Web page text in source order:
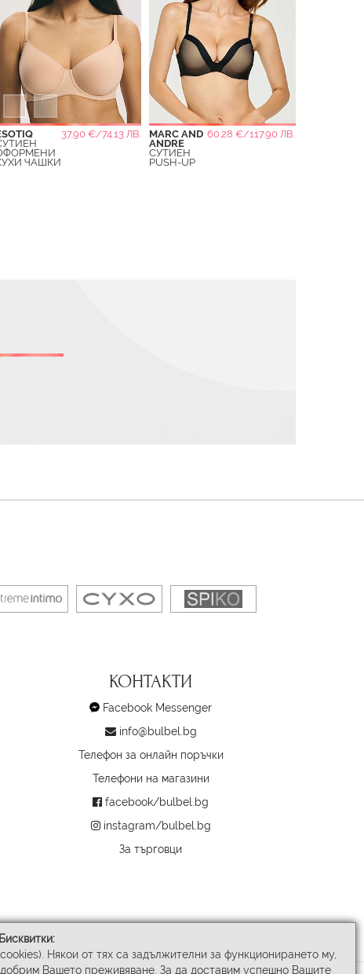
Някои от тях са задължителни за функционирането му,
Вашето преживяване. За да доставим успешно Вашите
37.90 €/74.13 ЛВ.
ЧАШКИ
MARC AND
ANDRE
60.28 €/117.90 ЛВ.
СУТИЕН
PUSH-UP
КОНТАКТИ
Facebook Messenger
info@bulbel.bg
Телефон за онлайн поръчки
Телефони на магазини
facebook/bulbel.bg
instagram/bulbel.bg
За търговци